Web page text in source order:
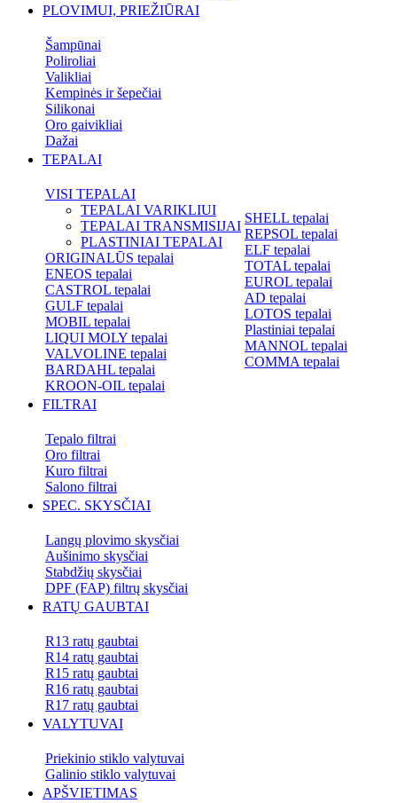
PLOVIMUI, PRIEŽIŪRAI
Šampūnai
Poliroliai
Valikliai
Kempinės ir šepečiai
Silikonai
Oro gaivikliai
Dažai
TEPALAI
VISI TEPALAI
TEPALAI VARIKLIUI
TEPALAI TRANSMISIJAI
PLASTINIAI TEPALAI
ORIGINALŪS tepalai
ENEOS tepalai
CASTROL tepalai
GULF tepalai
MOBIL tepalai
LIQUI MOLY tepalai
VALVOLINE tepalai
BARDAHL tepalai
KROON-OIL tepalai
SHELL tepalai
REPSOL tepalai
ELF tepalai
TOTAL tepalai
EUROL tepalai
AD tepalai
LOTOS tepalai
Plastiniai tepalai
MANNOL tepalai
COMMA tepalai
FILTRAI
Tepalo filtrai
Oro filtrai
Kuro filtrai
Salono filtrai
SPEC. SKYSČIAI
Langų plovimo skysčiai
Aušinimo skysčiai
Stabdžių skysčiai
DPF (FAP) filtrų skysčiai
RATŲ GAUBTAI
R13 ratų gaubtai
R14 ratų gaubtai
R15 ratų gaubtai
R16 ratų gaubtai
R17 ratų gaubtai
VALYTUVAI
Priekinio stiklo valytuvai
Galinio stiklo valytuvai
APŠVIETIMAS